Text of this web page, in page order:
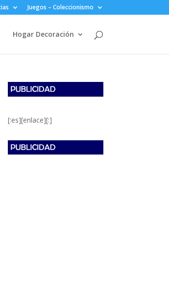
Juegos – Coleccionismo
Hogar Decoración
[:es][enlace][:]